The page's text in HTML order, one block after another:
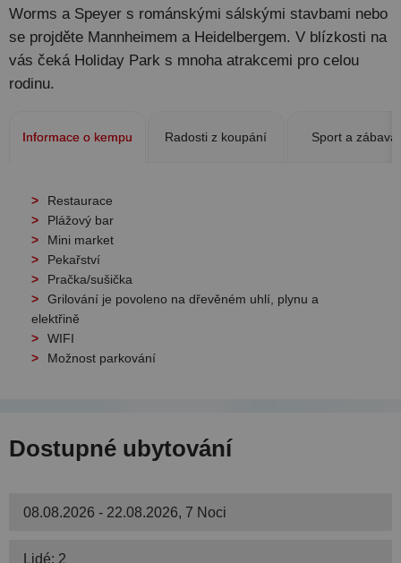
Worms a Speyer s románskými sálskými stavbami nebo
se projděte Mannheimem a Heidelbergem. V blízkosti na
vás čeká Holiday Park s mnoha atrakcemi pro celou
rodinu.
Informace o kempu Radosti z koupání Sport a zábava
Restaurace
Plážový bar
Mini market
Pekařství
Pračka/sušička
Grilování je povoleno na dřevěném uhlí, plynu a
elektřině
WIFI
Možnost parkování
Dostupné ubytování
08.08.2026 - 22.08.2026, 7 Noci
Lidé: 2